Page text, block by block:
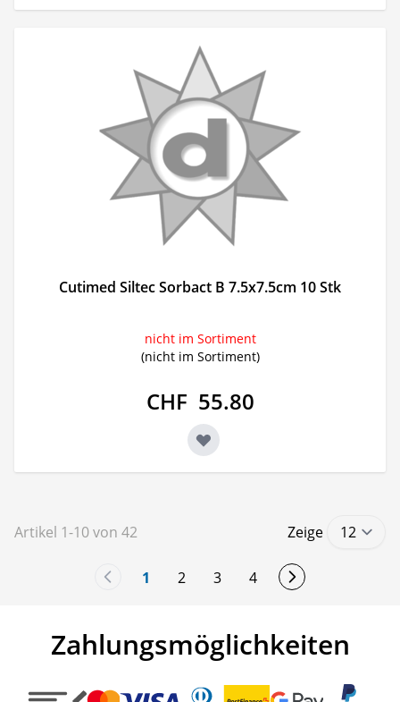
Cutimed Siltec Sorbact B 7.5x7.5cm 10 Stk
nicht im Sortiment
(nicht im Sortiment)
CHF 55.80
Artikel 1-10von 42
You're currently reading page
1 Seite
2 Seite
3 Seite
4
Zeige
Zahlungsmöglichkeiten